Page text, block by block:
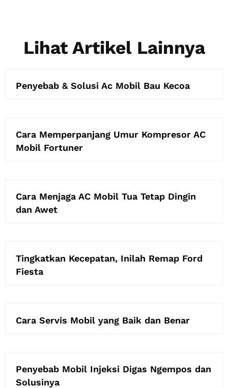
Lihat Artikel Lainnya
Penyebab & Solusi Ac Mobil Bau Kecoa
Cara Memperpanjang Umur Kompresor AC
Mobil Fortuner
Cara Menjaga AC Mobil Tua Tetap Dingin
dan Awet
Tingkatkan Kecepatan, Inilah Remap Ford
Fiesta
Cara Servis Mobil yang Baik dan Benar
Penyebab Mobil Injeksi Digas Ngempos dan
Solusinya